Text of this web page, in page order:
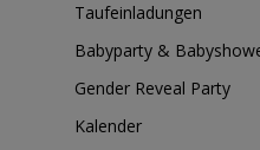
Taufeinladungen
Babyparty &
Gender Reveal Party
Kalender